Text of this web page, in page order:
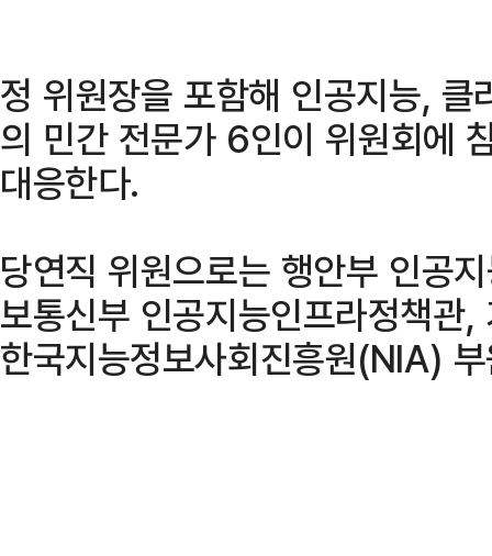
정 위원장을 포함해 인공지능,
의 민간 전문가 6인이 위원회에
대응한다.
당연직 위원으로는 행안부 인공
보통신부 인공지능인프라정책관
한국지능정보사회진흥원(NIA)